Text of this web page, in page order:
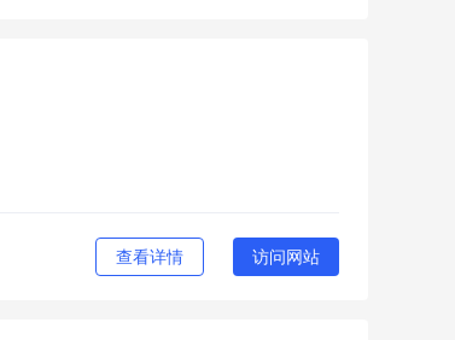
查看详情 访问网站